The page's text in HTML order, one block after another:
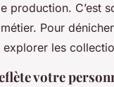
production. C’est
Pour
les
votre